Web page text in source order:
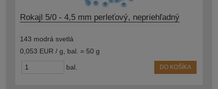
Rokajl 5/0 - 4,5 mm perleťový, nepriehľadný
143 modrá svetlá
0,053 EUR / g
bal. = 50 g
bal. DO KOŠÍKA